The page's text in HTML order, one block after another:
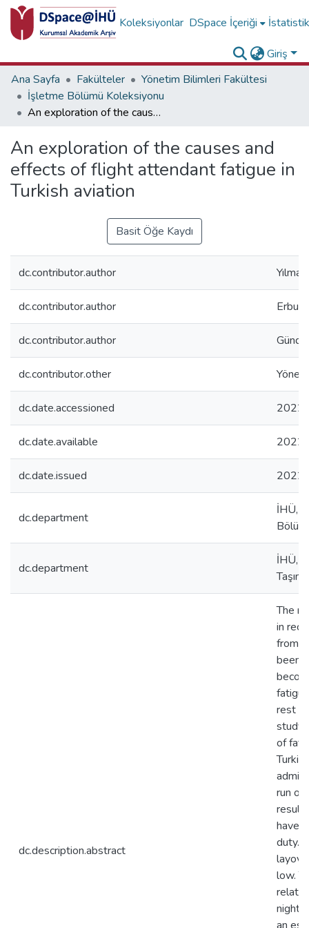
Koleksiyonlar DSpace İçeriği
Giriş
Ana Sayfa
Fakülteler
Yönetim Bilimleri Fakültesi
İşletme Bölümü Koleksiyonu
An exploration of the causes and effects of flight attendant fatigue in Turkish aviation
An exploration of the causes and
effects of flight attendant fatigue in
Turkish aviation
Basit Öğe Kaydı
dc.contributor.author
dc.contributor.author
dc.contributor.author
dc.contributor.other
dc.date.accessioned
dc.date.available
dc.date.issued 2022
dc.department
İHÜ,
dc.department
İHÜ,
dc.description.abstract
The
in
from
been
rest
study
of
run
have
duty.
low.
night